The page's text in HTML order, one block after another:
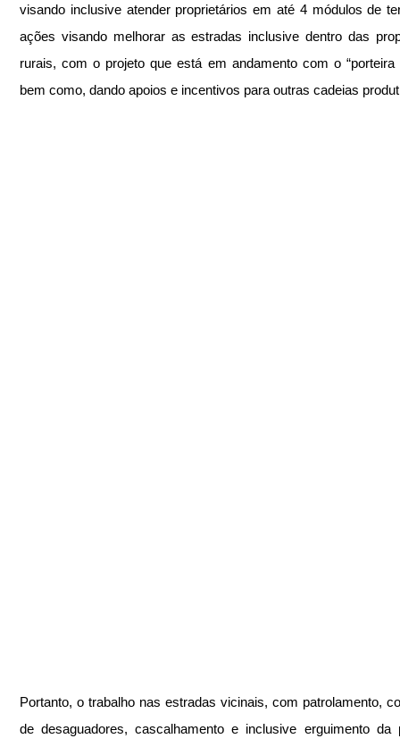
visando inclusive atender proprietários em até 4 módulos de
ações visando melhorar as estradas inclusive dentro das
rurais, com o projeto que está em andamento com o “porteira
bem como, dando apoios e incentivos para outras cadeias
Portanto, o trabalho nas estradas vicinais, com patrolamento,
de desaguadores, cascalhamento e inclusive erguimento da